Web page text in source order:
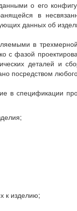
о его
в
данных об
в
с фазой
деталей и
в спецификации
к изделию;